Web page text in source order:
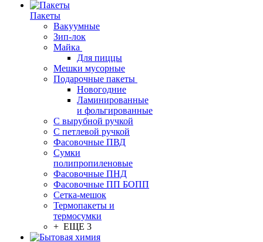
Пакеты
Вакуумные
Зип-лок
Майка
Для пиццы
Мешки мусорные
Подарочные пакеты
Новогодние
Ламинированные
и фольгированные
С вырубной ручкой
С петлевой ручкой
Фасовочные ПВД
Сумки
полипропиленовые
Фасовочные ПНД
Фасовочные ПП БОПП
Сетка-мешок
Термопакеты и
термосумки
+ ЕЩЕ 3